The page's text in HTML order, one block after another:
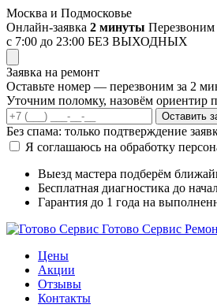
Перейти
к
содержимому
Москва и Подмосковье
Онлайн-заявка 2 минуты Перезвоним
с 7:00 до 23:00 БЕЗ ВЫХОДНЫХ
Заявка на ремонт
Оставьте номер — перезвоним за 2
Уточним поломку, назовём ориентир
Оставить
Без спама: только подтверждение
Я соглашаюсь на обработку
Выезд мастера подберём
Бесплатная диагностика до
Гарантия до 1 года на
Готово Сервис
Цены
Акции
Отзывы
Контакты